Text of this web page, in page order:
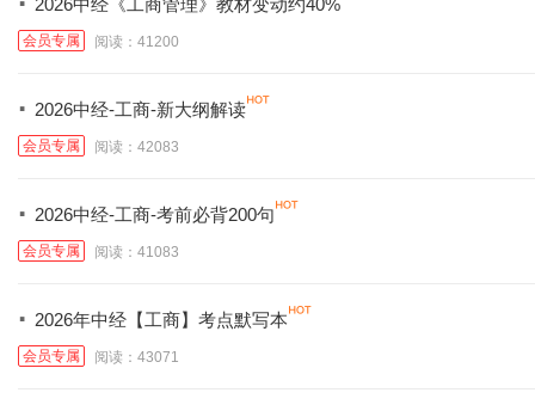
会员专属 阅读：41200
· 2026中经-工商-新大纲解读
会员专属 阅读：42083
· 2026中经-工商-考前必背200句
会员专属 阅读：41083
· 2026年中经【工商】考点默写本
会员专属 阅读：43071